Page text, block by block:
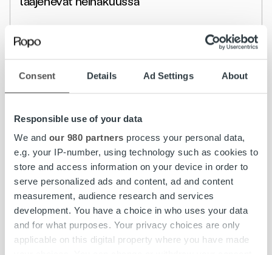
Consent Details Ad Settings About
Responsible use of your data
We and our 980 partners process your personal data,
e.g. your IP-number, using technology such as cookies to
store and access information on your device in order to
serve personalized ads and content, ad and content
measurement, audience research and services
development. You have a choice in who uses your data
and for what purposes. Your privacy choices are only
applicable on this digital property where you have made
Lue lisää